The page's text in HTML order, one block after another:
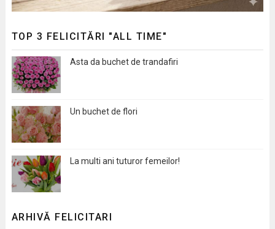
TOP 3 FELICITĂRI "ALL TIME"
Asta da buchet de trandafiri
Un buchet de flori
La multi ani tuturor femeilor!
ARHIVĂ FELICITARI